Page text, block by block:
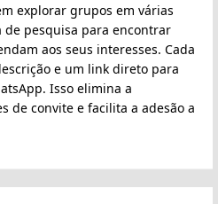
explorar grupos em várias
pesquisa para encontrar
aos seus interesses. Cada
e um link direto para
Isso elimina a
de convite e facilita a adesão a